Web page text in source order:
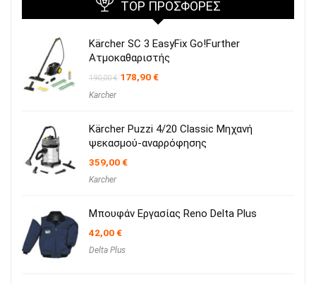
TOP ΠΡΟΣΦΟΡΈΣ
Kärcher SC 3 EasyFix Go!Further
Ατμοκαθαριστής
190,00€ Original
178,90€Η
Karcher
Kärcher Puzzi 4/20 Classic Μηχανή
ψεκασμού-αναρρόφησης
359,00€
Karcher
Μπουφάν Εργασίας Reno Delta Plus
42,00€
Delta Plus